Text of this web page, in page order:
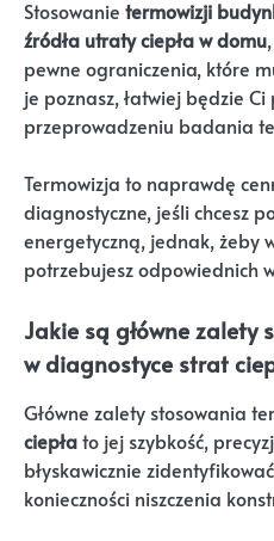
Stosowanie termowizji
źródła utraty ciepła w domu
pewne ograniczenia, które
je poznasz, łatwiej będzie
przeprowadzeniu badania
Termowizja to naprawdę
diagnostyczne, jeśli chcesz
energetyczną, jednak, żeby
potrzebujesz odpowiednich
Jakie są główne zalety
w diagnostyce strat
Główne zalety stosowania
ciepłato jej szybkość,
błyskawicznie
konieczności niszczenia